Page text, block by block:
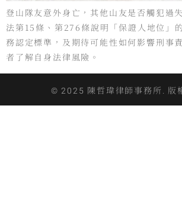
登山隊友意外身亡，其他山友是否觸犯過
法第15條、第276條說明「保證人地位」
務認定標準，及期待可能性如何影響刑事
者了解自身法律風險。
© 2025 陳哲瑋律師事務所. 版